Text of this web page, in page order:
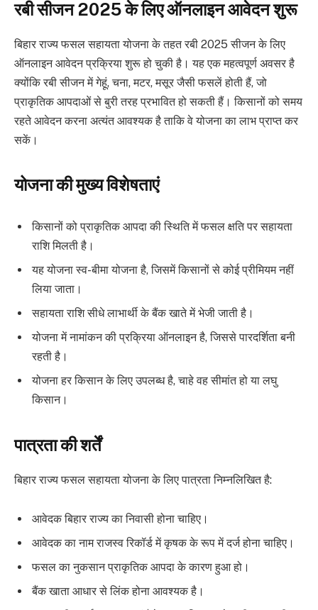
रबी सीजन 2025 के लिए ऑनलाइन आवेदन शुरू
बिहार राज्य फसल सहायता योजना के तहत रबी 2025 सीजन के लिए
ऑनलाइन आवेदन प्रक्रिया शुरू हो चुकी है। यह एक महत्वपूर्ण अवसर है
क्योंकि रबी सीजन में गेहूं, चना, मटर, मसूर जैसी फसलें होती हैं, जो
प्राकृतिक आपदाओं से बुरी तरह प्रभावित हो सकती हैं। किसानों को समय
रहते आवेदन करना अत्यंत आवश्यक है ताकि वे योजना का लाभ प्राप्त कर
सकें।
योजना की मुख्य विशेषताएं
किसानों को प्राकृतिक आपदा की स्थिति में फसल क्षति पर सहायता
राशि मिलती है।
यह योजना स्व-बीमा योजना है, जिसमें किसानों से कोई प्रीमियम नहीं
लिया जाता।
सहायता राशि सीधे लाभार्थी के बैंक खाते में भेजी जाती है।
योजना में नामांकन की प्रक्रिया ऑनलाइन है, जिससे पारदर्शिता बनी
रहती है।
योजना हर किसान के लिए उपलब्ध है, चाहे वह सीमांत हो या लघु
किसान।
पात्रता की शर्तें
बिहार राज्य फसल सहायता योजना के लिए पात्रता निम्नलिखित है:
आवेदक बिहार राज्य का निवासी होना चाहिए।
आवेदक का नाम राजस्व रिकॉर्ड में कृषक के रूप में दर्ज होना चाहिए।
फसल का नुकसान प्राकृतिक आपदा के कारण हुआ हो।
बैंक खाता आधार से लिंक होना आवश्यक है।